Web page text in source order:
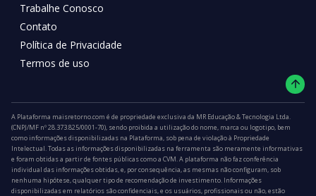
Trabalhe Conosco
Contato
Política de Privacidade
Termos de uso
A Plataforma maisretorno.com é de propriedade exclusiva da MR Educação & Tecnologia Ltda.
(CNPJ/MF nº 28.373.825/0001-70), sendo proibida a utilização do nome, marca ou logotipo, bem
como informações disponibilizadas na Plataforma, sob pena de violação à Propriedade
Intelectual. Todas as informações disponibilizadas na ferramenta são meramente informativas
e foram obtidas a partir de fontes públicas como a CVM. A plataforma não faz conferência
individual das informações obtidas, e, por consequência, as mesmas não configuram, sob
nenhuma hipótese, qualquer tipo de recomendação de investimento. Informações
disponibilizadas em relatórios são confidenciais, e os usuários, profissionais ou não, estão